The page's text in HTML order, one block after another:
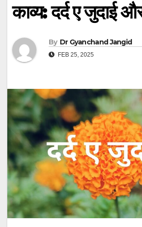
काव्य: दर्द ए जुदाई
By Dr Gyanchand Jangid
FEB 25, 2025